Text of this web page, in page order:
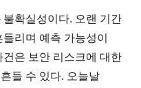
확실성이다. 오랜 기간
리며 예측 가능성이
은 보안 리스크에 대한
들 수 있다. 오늘날